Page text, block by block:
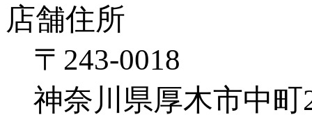
店舗住所
〒243-0018
神奈川県厚木市中町